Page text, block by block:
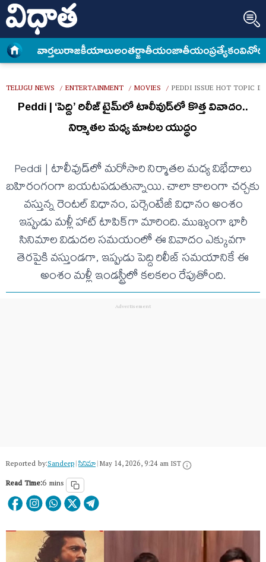
వార్త‌లురాజకీయాలుఅంత‌ర్జాతీయంజాతీయంప్రత్యేకం
TELUGU NEWS / ENTERTAINMENT / MOVIES / PEDDI ISSUE HOT TOPIC
Peddi | ‘పెద్ది’ రిలీజ్ టైమ్‌లో టాలీవుడ్‌లో కొత్త వివాదం..
నిర్మాతల మధ్య మాటల యుద్ధం
Peddi | టాలీవుడ్‌లో మరోసారి నిర్మాతల మధ్య విభేదాలు
బహిరంగంగా బయటపడుతున్నాయి. చాలా కాలంగా చర్చకు
వస్తున్న రెంటల్ విధానం, పర్సెంటేజీ విధానం అంశం
ఇప్పుడు మళ్లీ హాట్ టాపిక్‌గా మారింది. ముఖ్యంగా భారీ
సినిమాల విడుదల సమయంలో ఈ వివాదం ఎక్కువగా
తెరపైకి వస్తుండగా, ఇప్పుడు పెద్ది రిలీజ్ సమయానికే ఈ
అంశం మళ్లీ ఇండస్ట్రీలో కలకలం రేపుతోంది.
Reported by:Sandeep|సినిమా|May 14, 2026, 9:24 am IST
Read Time:6 mins